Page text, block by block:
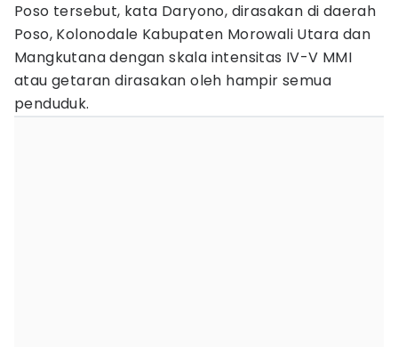
Poso tersebut, kata Daryono, dirasakan di daerah
Poso, Kolonodale Kabupaten Morowali Utara dan
Mangkutana dengan skala intensitas IV-V MMI
atau getaran dirasakan oleh hampir semua
penduduk.